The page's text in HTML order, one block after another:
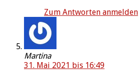
Zum Antworten anmelden
Martina
31. Mai 2021 bis 16:49